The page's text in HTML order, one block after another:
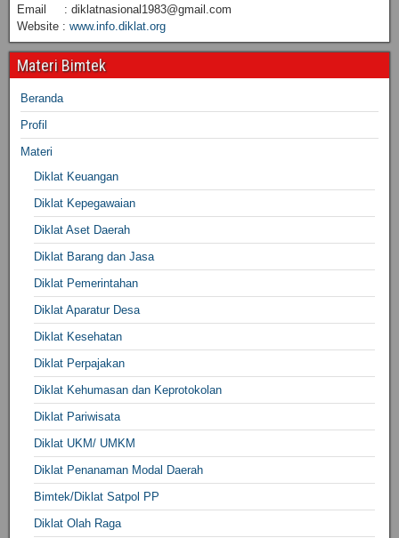
Email : diklatnasional1983@gmail.com
Website : www.info.diklat.org
Materi Bimtek
Beranda
Profil
Materi
Diklat Keuangan
Diklat Kepegawaian
Diklat Aset Daerah
Diklat Barang dan Jasa
Diklat Pemerintahan
Diklat Aparatur Desa
Diklat Kesehatan
Diklat Perpajakan
Diklat Kehumasan dan Keprotokolan
Diklat Pariwisata
Diklat UKM/ UMKM
Diklat Penanaman Modal Daerah
Bimtek/Diklat Satpol PP
Diklat Olah Raga